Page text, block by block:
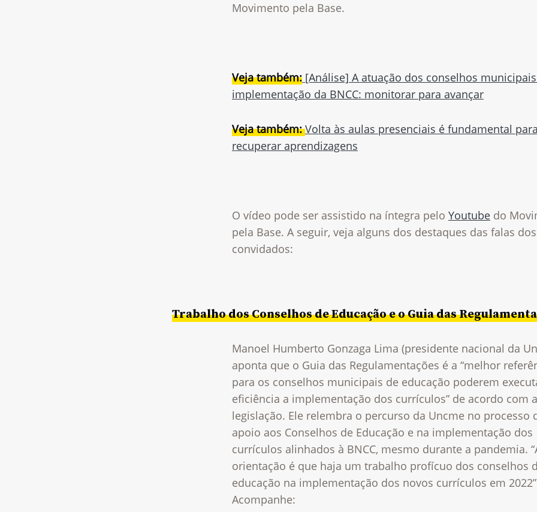
Movimento pela Base.
Veja também: [Análise] A atuação dos conselhos
implementação da BNCC: monitorar para avançar
Veja também:Volta às aulas presenciais é fundamental para
recuperar aprendizagens
O vídeo pode ser assistido na íntegra pelo Youtube do
pela Base. A seguir, veja alguns dos destaques das falas dos
convidados:
Trabalho dos Conselhos de Educação e o Guia das
Manoel Humberto Gonzaga Lima (presidente nacional da
aponta que o Guia das Regulamentações é a “melhor
para os conselhos municipais de educação poderem
eficiência a implementação dos currículos” de acordo com a
legislação. Ele relembra o percurso da Uncme no processo
apoio aos Conselhos de Educação e na implementação dos
currículos alinhados à BNCC, mesmo durante a pandemia.
orientação é que haja um trabalho profícuo dos conselhos
educação na implementação dos novos currículos em
Acompanhe: